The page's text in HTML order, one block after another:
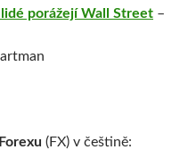
porážejí Wall Street –
Forexu (FX) v češtině: